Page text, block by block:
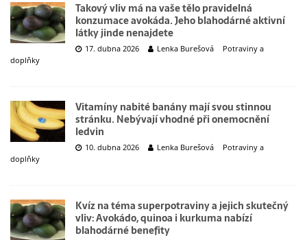
Takový vliv má na vaše tělo pravidelná
konzumace avokáda. Jeho blahodárné aktivní
látky jinde nenajdete
17. dubna 2026 Lenka Burešová
Potraviny a
doplňky
Vitamíny nabité banány mají svou stinnou
stránku. Nebývají vhodné při onemocnění
ledvin
10. dubna 2026 Lenka Burešová
Potraviny a
doplňky
Kvíz na téma superpotraviny a jejich skutečný
vliv: Avokádo, quinoa i kurkuma nabízí
blahodárné benefity